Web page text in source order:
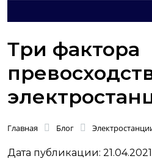
Три фактора
Главная Блог
Дата публикации: 21.04.2021